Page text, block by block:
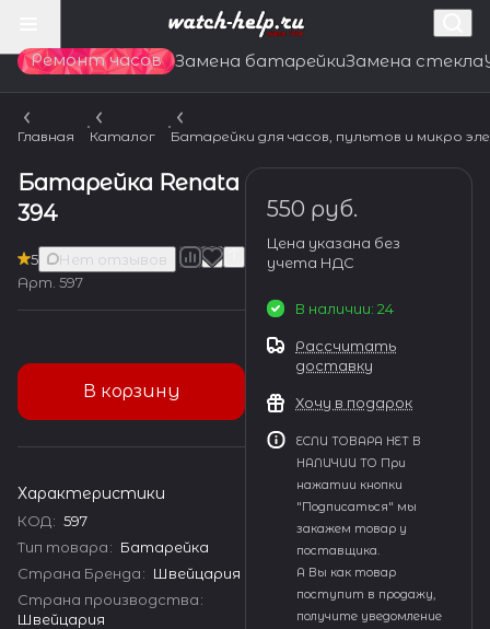
Ремонт часов Замена батарейкиЗамена стекла
Главная Каталог Батарейки для часов, пультов и микро
Батарейка Renata
394
5
Нет отзывов
Арт. 597
В корзину
Характеристики
КОД: 597
Тип товара: Батарейка
Страна Бренда: Швейцария
Страна производства:
Швейцария
550 руб.
Цена указана без
учета НДС
В наличии: 24
Рассчитать
доставку
Хочу в подарок
ЕСЛИ ТОВАРА НЕТ В
НАЛИЧИИ ТО При
нажатии кнопки
"Подписаться" мы
закажем товар у
поставщика.
А Вы как товар
поступит в продажу,
получите уведомление